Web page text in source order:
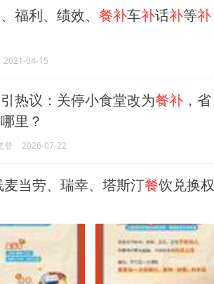
福利、绩效、 餐补车补话补等补
2021-04-15
热议：关停小食堂改为餐补 ，省
里？
登 2026-07-22
当劳、瑞幸、塔斯汀餐饮兑换权